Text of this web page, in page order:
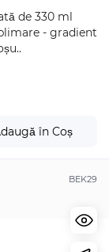
de 330 ml
- gradient
în Coș
BEK29